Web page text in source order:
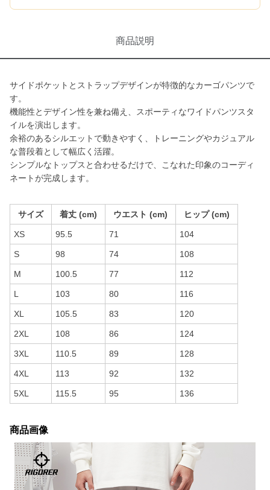
商品説明
サイドポケットとストラップデザインが特徴的なカーゴパンツで
す。
機能性とデザイン性を兼ね備え、スポーティなワイドパンツスタ
イルを演出します。
余裕のあるシルエットで動きやすく、トレーニングやカジュアル
な普段着として幅広く活躍。
シンプルなトップスと合わせるだけで、こなれた印象のコーディ
ネートが完成します。
サイズ 着丈 (cm) ウエスト (cm) ヒップ (cm)
XS 95.5 71 104
S 98 74 108
M 100.5 77 112
L 103 80 116
XL 105.5 83 120
2XL 108 86 124
3XL 110.5 89 128
4XL 113 92 132
5XL 115.5 95 136
商品画像